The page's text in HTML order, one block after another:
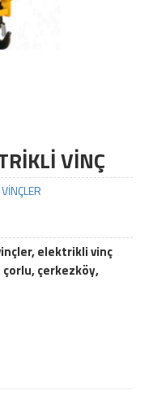
VİNÇ
elektrikli vinç
çerkezköy,